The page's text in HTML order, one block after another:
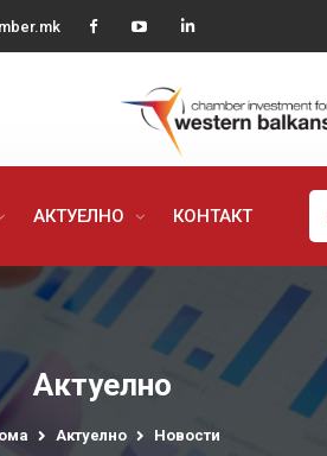
АКТУЕЛНО КОНТАКТ
Актуелно
Актуелно Новости